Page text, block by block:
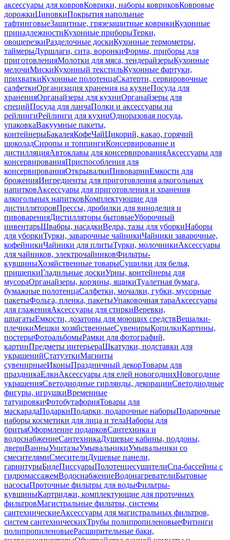
аксессуары для ковровКоврики, наборы ковриковКовровые
дорожкиЦиновкиПокрытия напольные
тафтинговыеЗащитные, грязезащитные коврикиКухонные
принадлежностиКухонные приборыТерки,
овощерезкиРазделочные доскиКухонные термометры,
таймерыДуршлаги, сита, воронкиФормы, приборы для
приготовленияМолотки для мяса, тендерайзерыКухонные
мелочиМискиКухонный текстильКухонные фартуки,
прихваткиКухонные полотенцаСкатерти, сервировочные
салфеткиОрганизация хранения на кухнеПосуда для
храненияОрганайзеры для кухниОрганайзеры для
специйПосуда для ланчаПолки и аксессуары на
рейлингиРейлинги для кухниОдноразовая посуда,
упаковкаВакуумные пакеты,
контейнерыБакалеяКофеЧайЦикорий, какао, горячий
шоколадСиропы и топпингиКонсервирование и
дистилляцияАвтоклавы для консервированияАксессуары для
консервированияПриспособления для
консервированияОткрывалкиПивоварниЕмкости для
броженияИнгредиенты для приготовления алкогольных
напитковАксессуары для приготовления и хранения
алкогольных напитковКомплектующие для
дистилляторовПрессы, дробилки для виноделия и
пивоваренияДистилляторы бытовыеУборочный
инвентарьШвабры, насадкиВедра, тазы для уборкиНаборы
для уборкиТурки, заварочные чайникиЧайники заварочные,
кофейникиЧайники для плитыТурки, молочникиАксессуары
для чайников, электрочайниковФильтры-
кувшиныХозяйственные товарыСушилки для белья,
прищепкиГладильные доскиУрны, контейнеры для
мусораОрганайзеры, корзины, ящикиТуалетная бумага,
бумажные полотенцаСалфетки, мочалки, губки, мусорные
пакетыФольга, пленка, пакетыУпаковочная тараАксессуары
для глаженияАксессуары для стиркиВеревки,
шпагатыЕмкости, дозаторы для моющих средствВешалки-
плечикиМешки хозяйственныеСувенирыКопилкиКартины,
постерыФотоальбомыРамки для фотографий,
картинПредметы интерьераШкатулки, подставки для
украшенийСтатуэткиМагниты
сувенирныеИконыПраздничный декорТовары для
праздникаЕлкиАксессуары для елей новогоднихНовогодние
украшенияСветодиодные гирлянды, декорацииСветодиодные
фигуры, игрушкиВременные
татуировкиФотобутафорияТовары для
маскарадаПодаркиПодарки, подарочные наборыПодарочные
наборы косметики для лица и телаНаборы для
бритьяОформление подарковСантехника и
водоснабжениеСантехникаДушевые кабины, поддоны,
двериВанныУнитазыУмывальникиУмывальники со
смесителямиСмесителиДушевые панели,
гарнитурыБидеПиссуарыПолотенцесушителиСпа-бассейны с
гидромассажемВодоснабжениеВодонагревателиБытовые
насосыПроточные фильтры для водыФильтры-
кувшиныКартриджи, комплектующие для проточных
фильтровМагистральные фильтры, системы
сантехническиеАксессуары для магистральных фильтров,
систем сантехническихТрубы полипропиленовыеФитинги
полипропиленовыеРасширительные баки,